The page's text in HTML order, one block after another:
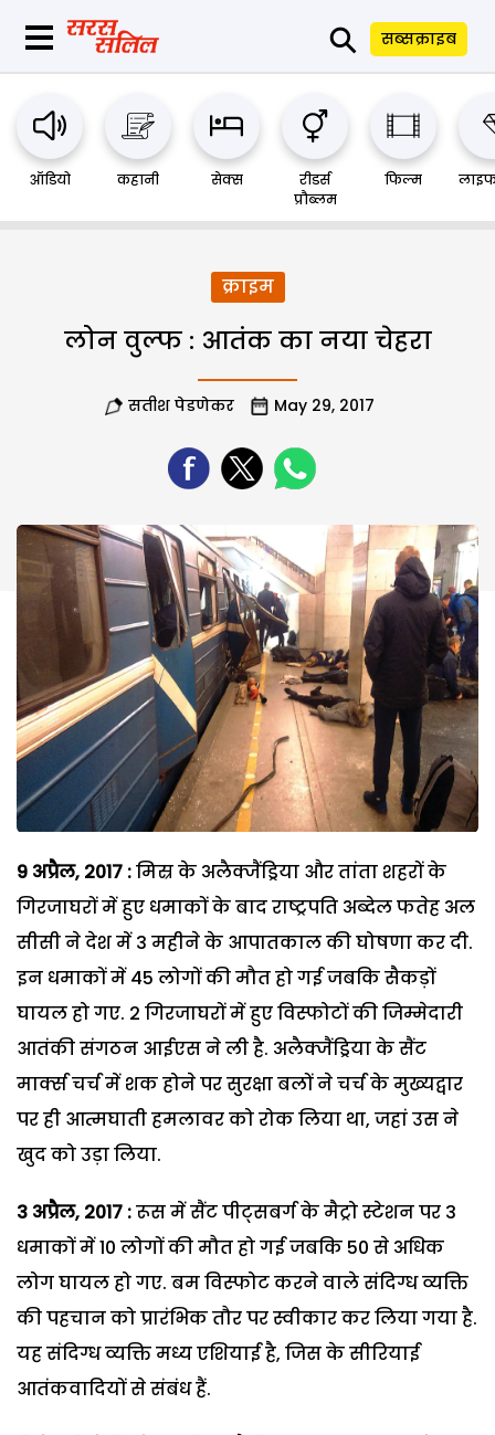
⚲ सब्सक्राइब
ऑडियो कहानी सेक्स
रीडर्स
प्रौब्लम
फिल्म
क्राइम
लोन वुल्फ : आतंक का नया चेहरा
सतीश पेडणेकर May 29, 2017
9 अप्रैल, 2017 :मिस्र के अलैक्जैंड्रिया और तांता शहरों के
गिरजाघरों में हुए धमाकों के बाद राष्ट्रपति अब्देल फतेह अल
सीसी ने देश में 3 महीने के आपातकाल की घोषणा कर दी.
इन धमाकों में 45 लोगों की मौत हो गई जबकि सैकड़ों
घायल हो गए. 2 गिरजाघरों में हुए विस्फोटों की जिम्मेदारी
आतंकी संगठन आईएस ने ली है. अलैक्जैंड्रिया के सैंट
मार्क्स चर्च में शक होने पर सुरक्षा बलों ने चर्च के मुख्यद्वार
पर ही आत्मघाती हमलावर को रोक लिया था, जहां उस ने
खुद को उड़ा लिया.
3 अप्रैल, 2017 :रूस में सैंट पीट्सबर्ग के मैट्रो स्टेशन पर 3
धमाकों में 10 लोगों की मौत हो गई जबकि 50 से अधिक
लोग घायल हो गए. बम विस्फोट करने वाले संदिग्ध व्यक्ति
की पहचान को प्रारंभिक तौर पर स्वीकार कर लिया गया है.
यह संदिग्ध व्यक्ति मध्य एशियाई है, जिस के सीरियाई
आतंकवादियों से संबंध हैं.